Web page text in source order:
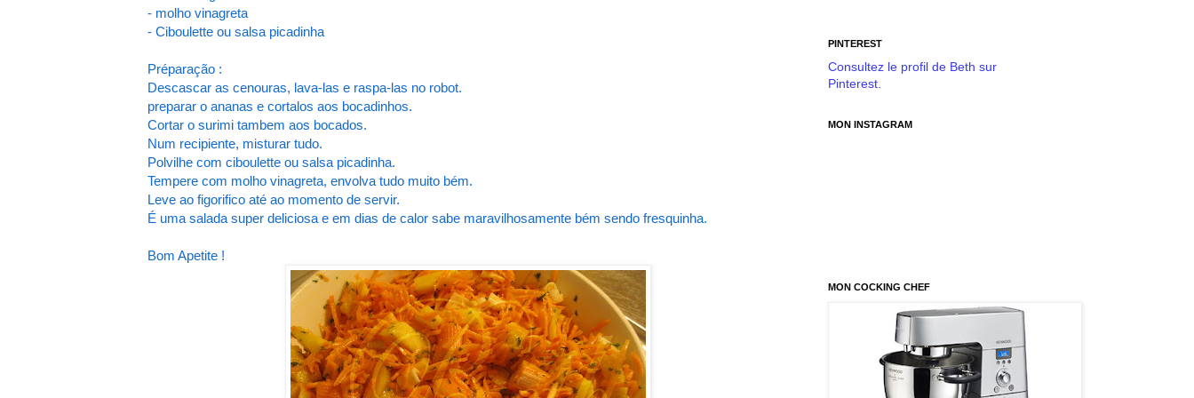
- molho vinagreta
- Ciboulette ou salsa picadinha
Préparação :
Descascar as cenouras, lava-las e raspa-las no robot.
preparar o ananas e cortalos aos bocadinhos.
Cortar o surimi tambem aos bocados.
Num recipiente, misturar tudo.
Polvilhe com ciboulette ou salsa picadinha.
Tempere com molho vinagreta, envolva tudo muito bém.
Leve ao figorifico até ao momento de servir.
É uma salada super deliciosa e em dias de calor sabe maravilhosamente bém sendo fresquinha.
Bom Apetite !
PINTEREST
Consultez le profil de Beth sur
Pinterest.
MON INSTAGRAM
MON COCKING CHEF